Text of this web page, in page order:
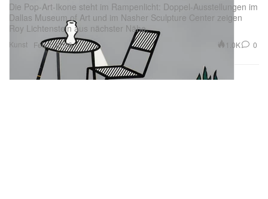
Kunst
Die Pop-Art-Ikone steht im Rampenlicht: Doppel-Ausstellungen im
Dallas Museum of Art und im Nasher Sculpture Center zeigen
Roy Lichtenstein aus nächster Nähe.
Feb 5, 2026 1.0K 0